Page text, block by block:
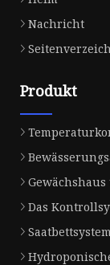
Nachricht
Produkt
Das
Saatbettsystem